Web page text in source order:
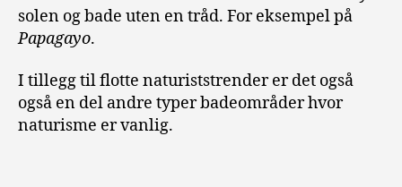
solen og bade uten en tråd. For eksempel på
Papagayo.
I tillegg til flotte naturiststrender er det også
også en del andre typer badeområder hvor
naturisme er vanlig.